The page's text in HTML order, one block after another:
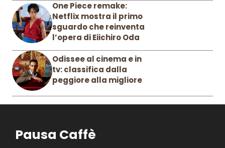
One Piece remake:
Netflix mostra il primo
sguardo che reinventa
l’opera di Eiichiro Oda
Odissee al cinema e in
tv: classifica dalla
peggiore alla migliore
Pausa Caffè